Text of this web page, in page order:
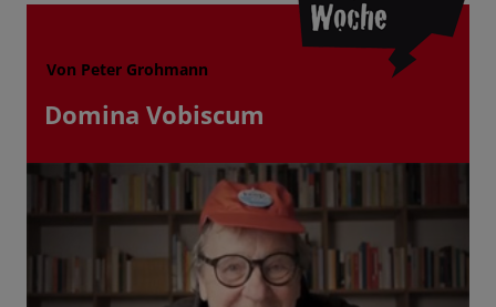
Von Peter Grohmann
Domina Vobiscum